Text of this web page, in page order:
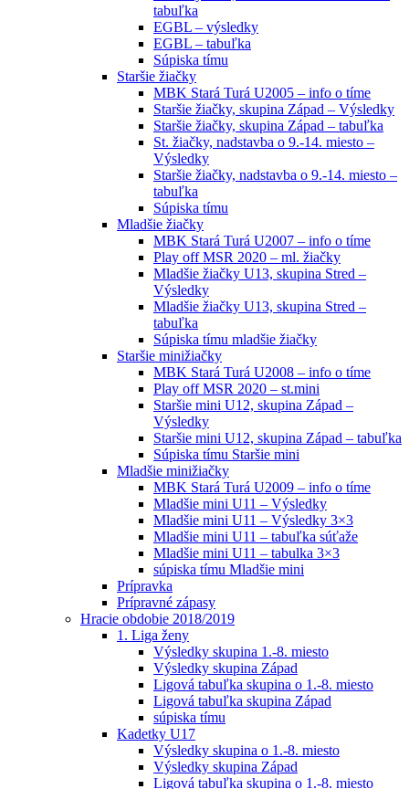
tabuľka
EGBL – výsledky
EGBL – tabuľka
Súpiska tímu
Staršie žiačky
MBK Stará Turá U2005 – info o tíme
Staršie žiačky, skupina Západ – Výsledky
Staršie žiačky, skupina Západ – tabuľka
St. žiačky, nadstavba o 9.-14. miesto –
Výsledky
Staršie žiačky, nadstavba o 9.-14. miesto –
tabuľka
Súpiska tímu
Mladšie žiačky
MBK Stará Turá U2007 – info o tíme
Play off MSR 2020 – ml. žiačky
Mladšie žiačky U13, skupina Stred –
Výsledky
Mladšie žiačky U13, skupina Stred –
tabuľka
Súpiska tímu mladšie žiačky
Staršie minižiačky
MBK Stará Turá U2008 – info o tíme
Play off MSR 2020 – st.mini
Staršie mini U12, skupina Západ –
Výsledky
Staršie mini U12, skupina Západ – tabuľka
Súpiska tímu Staršie mini
Mladšie minižiačky
MBK Stará Turá U2009 – info o tíme
Mladšie mini U11 – Výsledky
Mladšie mini U11 – Výsledky 3×3
Mladšie mini U11 – tabuľka súťaže
Mladšie mini U11 – tabulka 3×3
súpiska tímu Mladšie mini
Prípravka
Prípravné zápasy
Hracie obdobie 2018/2019
1. Liga ženy
Výsledky skupina 1.-8. miesto
Výsledky skupina Západ
Ligová tabuľka skupina o 1.-8. miesto
Ligová tabuľka skupina Západ
súpiska tímu
Kadetky U17
Výsledky skupina o 1.-8. miesto
Výsledky skupina Západ
Ligová tabuľka skupina o 1.-8. miesto